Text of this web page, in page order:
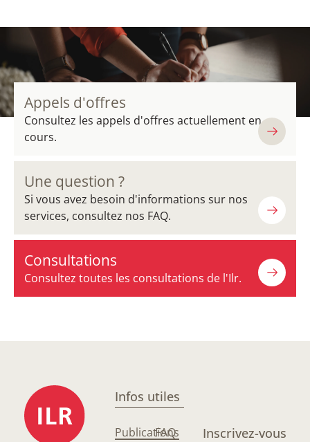
Appels d'offres
Consultez les appels d'offres actuellement en
cours.
Une question ?
Si vous avez besoin d'informations sur nos
services, consultez nos FAQ.
Consultations
Consultez toutes les consultations de l'Ilr.
Infos utiles
Publications
FAQ Inscrivez-vous